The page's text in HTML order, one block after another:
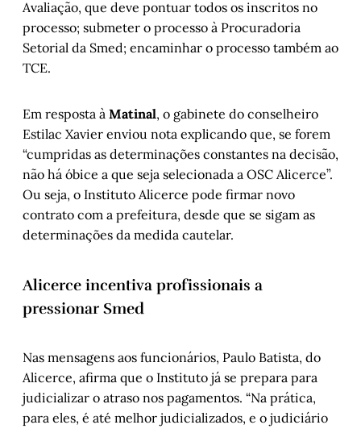
Avaliação, que deve pontuar todos os inscritos no
processo; submeter o processo à Procuradoria
Setorial da Smed; encaminhar o processo também ao
TCE.
Em resposta à Matinal, o gabinete do conselheiro
Estilac Xavier enviou nota explicando que, se forem
“cumpridas as determinações constantes na decisão,
não há óbice a que seja selecionada a OSC Alicerce”.
Ou seja, o Instituto Alicerce pode firmar novo
contrato com a prefeitura, desde que se sigam as
determinações da medida cautelar.
Alicerce incentiva profissionais a
pressionar Smed
Nas mensagens aos funcionários, Paulo Batista, do
Alicerce, afirma que o Instituto já se prepara para
judicializar o atraso nos pagamentos. “Na prática,
para eles, é até melhor judicializados, e o judiciário